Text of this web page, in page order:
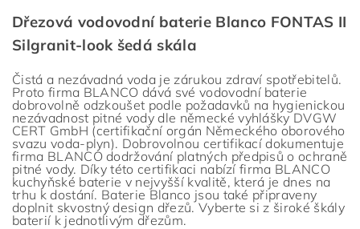
Dřezová vodovodní baterie Blanco FONTAS II
Silgranit-look šedá skála
Čistá a nezávadná voda je zárukou zdraví spotřebitelů.
Proto firma BLANCO dává své vodovodní baterie
dobrovolně odzkoušet podle požadavků na hygienickou
nezávadnost pitné vody dle německé vyhlášky DVGW
CERT GmbH (certifikační orgán Německého oborového
svazu voda-plyn). Dobrovolnou certifikací dokumentuje
firma BLANCO dodržování platných předpisů o ochraně
pitné vody. Díky této certifikaci nabízí firma BLANCO
kuchyňské baterie v nejvyšší kvalitě, která je dnes na
trhu k dostání. Baterie Blanco jsou také připraveny
doplnit skvostný design dřezů. Vyberte si z široké škály
baterií k jednotlivým dřezům.